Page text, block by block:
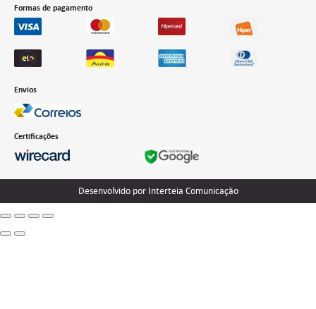
Formas de pagamento
Envios
Certificações
Desenvolvido por Interteia Comunicação